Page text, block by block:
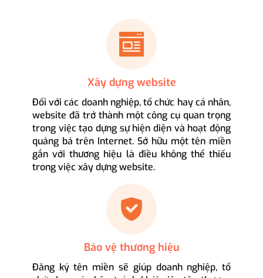
Xây dựng website
Đối với các doanh nghiệp, tổ chức hay cá nhân,
website đã trở thành một công cụ quan trọng
trong việc tạo dựng sự hiện diện và hoạt động
quảng bá trên Internet. Sở hữu một tên miền
gắn với thương hiệu là điều không thể thiếu
trong việc xây dựng website.
Bảo vệ thương hiệu
Đăng ký tên miền sẽ giúp doanh nghiệp, tổ